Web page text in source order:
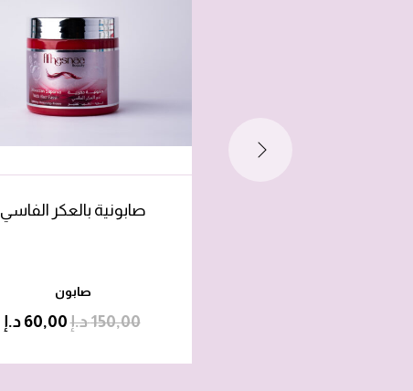
صابونية بالعكر الفاسي
صابون
150,00د.إ60,00 د.إ